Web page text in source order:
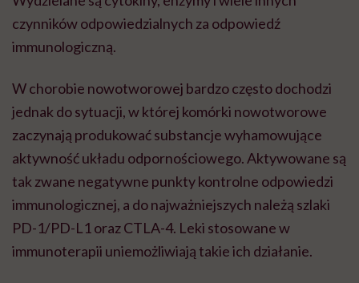
czynników odpowiedzialnych za odpowiedź
immunologiczną.
W chorobie nowotworowej bardzo często dochodzi
jednak do sytuacji, w której komórki nowotworowe
zaczynają produkować substancje wyhamowujące
aktywność układu odpornościowego. Aktywowane są
tak zwane negatywne punkty kontrolne odpowiedzi
immunologicznej, a do najważniejszych należą szlaki
PD-1/PD-L1 oraz CTLA-4. Leki stosowane w
immunoterapii uniemożliwiają takie ich działanie.